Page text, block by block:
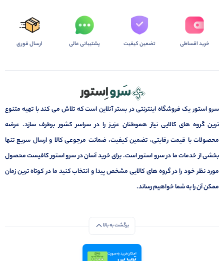
خرید اقساطی تضمین کیفیت پشتیبانی عالی ارسال فوری
سرو استور یک فروشگاه اینترنتی در بستر آنلاین است که تلاش می کند با تهیه متنوع
ترین گروه های کالایی نیاز هموطنان عزیز را در سراسر کشور برطرف سازد. عرضه
محصولات با قیمت رقابتی، تضمین کیفیت، ضمانت مرجوعی کالا و ارسال سریع تنها
بخشی از خدمات ما در سرو استور است. برای خرید آسان در سرو استور کافیست محصول
مورد نظر خود را در گروه های کالایی مشخص پیدا و انتخاب کنید ما در کوتاه ترین زمان
ممکن آن را به شما خواهیم رساند.
برگشت به بالا
امکان خرید به صورت